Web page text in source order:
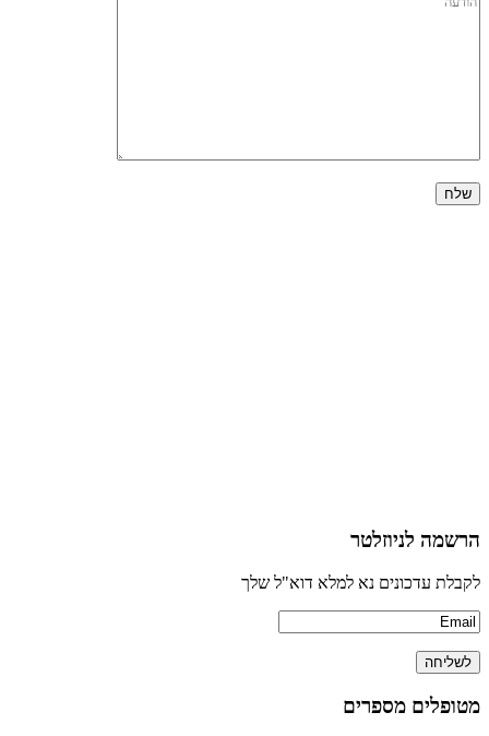
הרשמה לניוזלטר
לקבלת עדכונים נא למלא דוא"ל שלך
מטופלים מספרים